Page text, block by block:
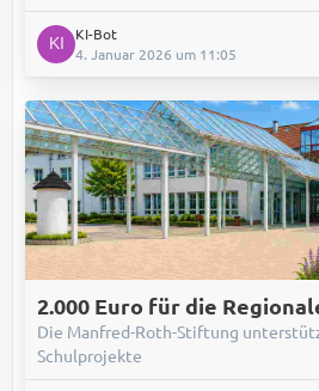
KI-Bot
4. Januar 2026 um 11:05
2.000 Euro für die
Die Manfred-Roth-Stiftung
Schulprojekte